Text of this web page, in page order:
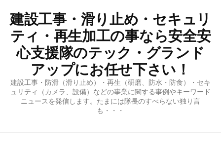
建設工事・滑り止め・セキュリ
ティ・再生加工の事なら安全安
心支援隊のテック・グランド
アップにお任せ下さい！
建設工事・防滑（滑り止め）・再生（研磨、防水・防食）・セキ
ュリティ（カメラ、設備）などの事業に関する事例やキーワード
ニュースを発信します。たまには隊長のすべらない独り言
も・・・